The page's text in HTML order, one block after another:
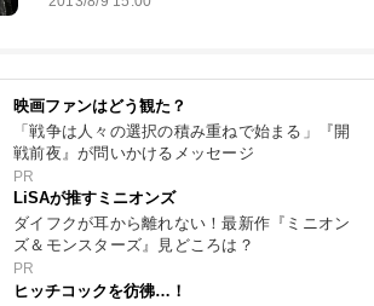
映画ファンはどう観た？
「戦争は人々の選択の積み重ねで始まる」『開
戦前夜』が問いかけるメッセージ
PR
LiSAが推すミニオンズ
ダイフクが耳から離れない！最新作『ミニオン
ズ＆モンスターズ』見どころは？
PR
ヒッチコックを彷彿…！